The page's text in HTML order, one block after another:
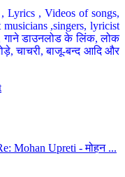
Lyrics , Videos of songs,
,singers, lyricist
गाने डाउनलोड के लिंक, लोक
चाचरी, बाजू-बन्द आदि और
Mohan Upreti - मोहन ...